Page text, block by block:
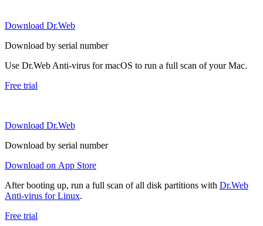
Download Dr.Web
Download by serial number
Use Dr.Web Anti-virus for macOS to run a full scan of your Mac.
Free trial
Download Dr.Web
Download by serial number
Download on App Store
After booting up, run a full scan of all disk partitions with Dr.Web
Anti-virus for Linux.
Free trial